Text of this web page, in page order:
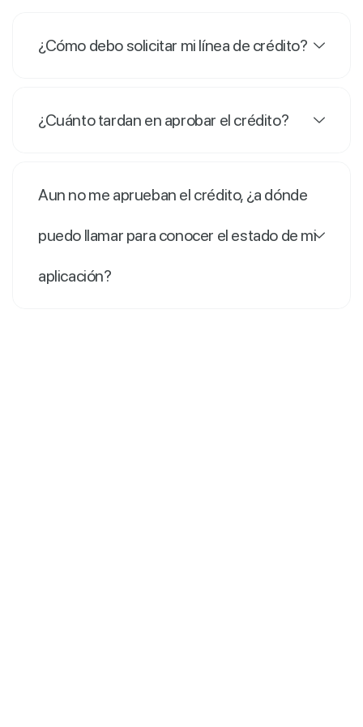
¿Cómo debo solicitar mi línea de crédito?
¿Cuánto tardan en aprobar el crédito?
Aun no me aprueban el crédito, ¿a dónde
puedo llamar para conocer el estado de mi
aplicación?